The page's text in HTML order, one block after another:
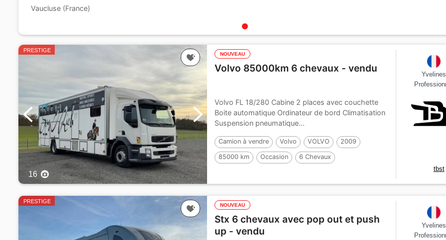
Vaucluse (France)
PRESTIGE
16
NOUVEAU
Volvo 85000km 6 chevaux - vendu
Volvo FL 18/280 Cabine 2 places avec couchette
Boite automatique Ordinateur de bord Climatisation
Suspension pneumatique...
Camion à vendre Volvo VOLVO 2009
85000 km Occasion 6 Chevaux
Yvelines
tbst
PRESTIGE
NOUVEAU
Stx 6 chevaux avec pop out et push
up - vendu
Yvelines